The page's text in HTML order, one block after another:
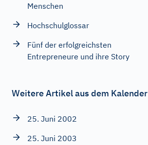
Menschen
Hochschulglossar
Fünf der erfolgreichsten
Entrepreneure und ihre Story
Weitere Artikel aus dem Kalender
25. Juni 2002
25. Juni 2003